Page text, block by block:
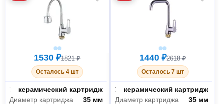
1530 ₽1821 ₽
Осталось 4 шт
Запорный клапанкерамический картридж
Диаметр картриджа
35 мм
1440 ₽2618 ₽
Осталось 7 шт
Запорный клапанкерамический картридж
Диаметр картриджа
35 мм